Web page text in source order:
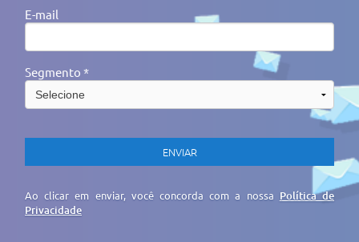
E-mail
Segmento *
Ao clicar em enviar, você concorda com a nossa Política de
Privacidade